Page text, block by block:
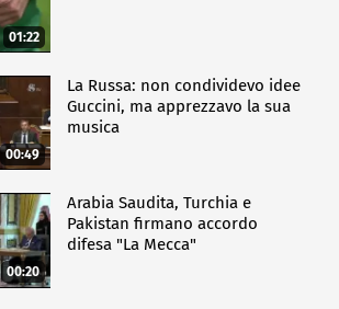
01:22
00:49
La Russa: non condividevo idee
Guccini, ma apprezzavo la sua
musica
00:20
Arabia Saudita, Turchia e
Pakistan firmano accordo
difesa "La Mecca"